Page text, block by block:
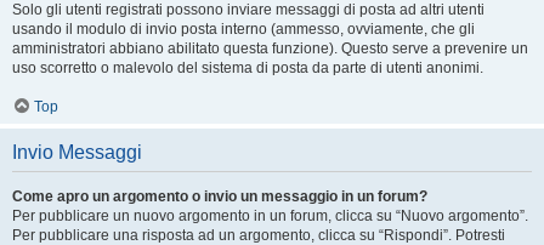
Solo gli utenti registrati possono inviare messaggi di posta ad altri utenti
usando il modulo di invio posta interno (ammesso, ovviamente, che gli
amministratori abbiano abilitato questa funzione). Questo serve a prevenire un
uso scorretto o malevolo del sistema di posta da parte di utenti anonimi.
Top
Invio Messaggi
Come apro un argomento o invio un messaggio in un forum?
Per pubblicare un nuovo argomento in un forum, clicca su “Nuovo argomento”.
Per pubblicare una risposta ad un argomento, clicca su “Rispondi”. Potresti